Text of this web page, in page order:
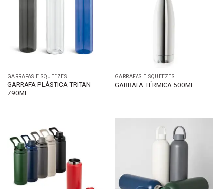
GARRAFAS E SQUEEZES
GARRAFA PLÁSTICA TRITAN
790ML
GARRAFAS E SQUEEZES
GARRAFA TÉRMICA 500ML